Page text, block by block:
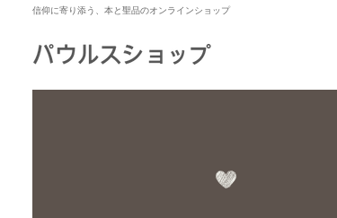
信仰に寄り添う、本と聖品のオンラインショップ